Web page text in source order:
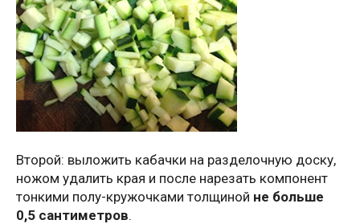
Второй: выложить кабачки на разделочную доску,
ножом удалить края и после нарезать компонент
тонкими полу-кружочками толщиной не больше
0,5 сантиметров.